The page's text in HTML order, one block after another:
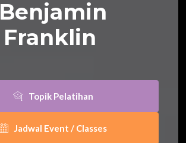
Benjamin
Franklin
Topik Pelatihan
Jadwal Event / Classes